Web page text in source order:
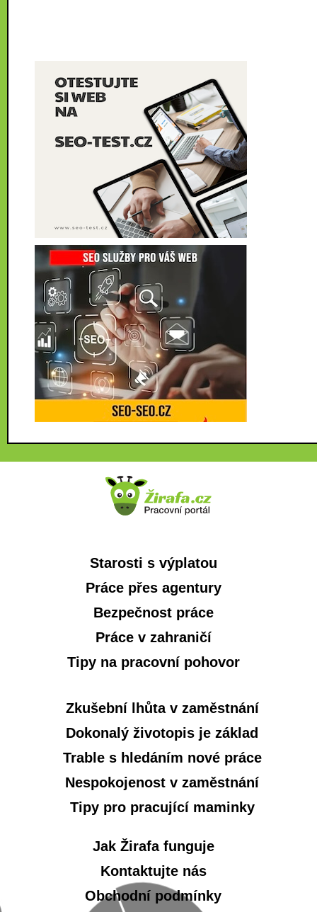
Starosti s výplatou
Práce přes agentury
Bezpečnost práce
Práce v zahraničí
Tipy na pracovní pohovor
Zkušební lhůta v zaměstnání
Dokonalý životopis je základ
Trable s hledáním nové práce
Nespokojenost v zaměstnání
Tipy pro pracující maminky
Jak Žirafa funguje
Kontaktujte nás
Obchodní podmínky